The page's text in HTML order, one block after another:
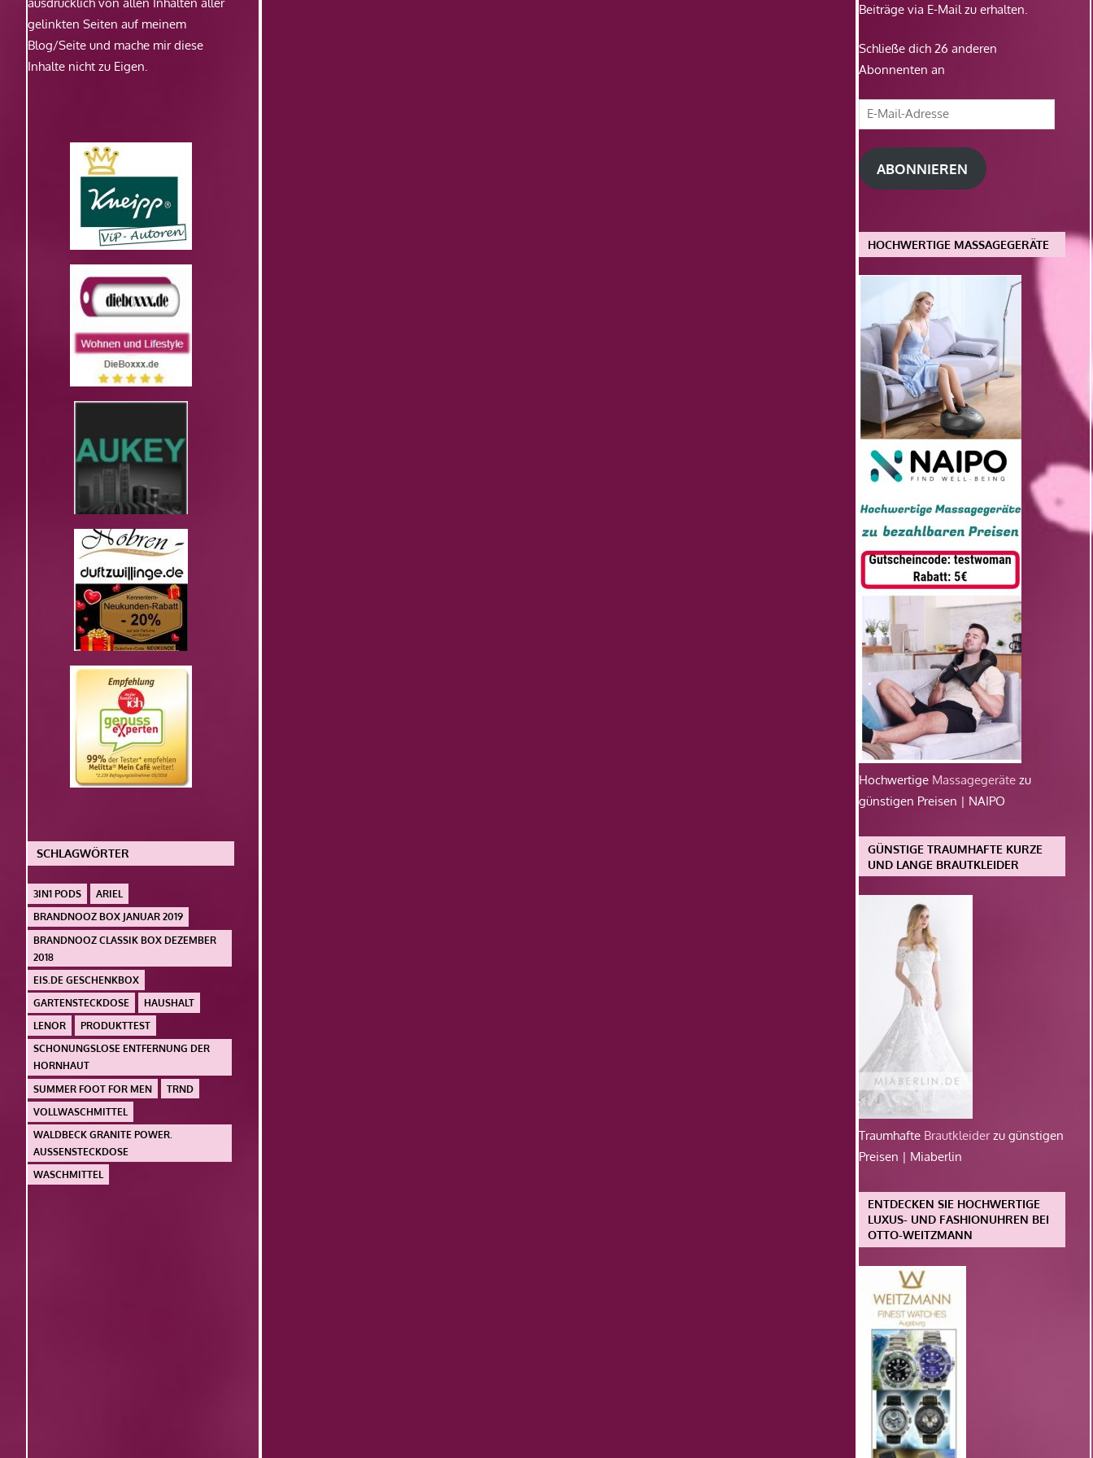
gelinkten Seiten auf meinem
Blog/Seite und mache mir diese
Inhalte nicht zu Eigen.
SCHLAGWÖRTER
3IN1 PODS
ARIEL
BRANDNOOZ BOX JANUAR 2019
BRANDNOOZ CLASSIK BOX DEZEMBER
2018
EIS.DE GESCHENKBOX
GARTENSTECKDOSE
HAUSHALT
LENOR
PRODUKTTEST
SCHONUNGSLOSE ENTFERNUNG DER
HORNHAUT
SUMMER FOOT FOR MEN
TRND
VOLLWASCHMITTEL
WALDBECK GRANITE POWER.
AUSSENSTECKDOSE
WASCHMITTEL
Beiträge via E-Mail zu erhalten.
Schließe dich 26 anderen
Abonnenten an
E-
Mail-
Adresse
ABONNIEREN
HOCHWERTIGE MASSAGEGERÄTE
Hochwertige Massagegeräte zu
günstigen Preisen | NAIPO
GÜNSTIGE TRAUMHAFTE KURZE
UND LANGE BRAUTKLEIDER
Traumhafte Brautkleiderzu günstigen
Preisen | Miaberlin
ENTDECKEN SIE HOCHWERTIGE
LUXUS- UND FASHIONUHREN BEI
OTTO-WEITZMANN